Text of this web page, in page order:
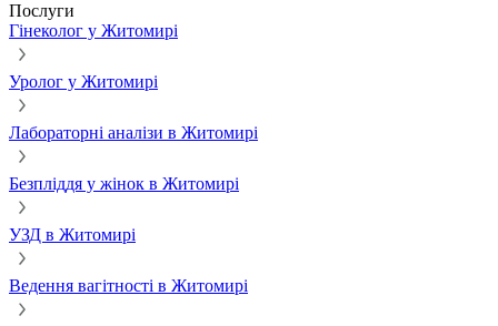
Послуги
Гінеколог у Житомирі
Уролог у Житомирі
Лабораторні аналізи в Житомирі
Безпліддя у жінок в Житомирі
УЗД в Житомирі
Ведення вагітності в Житомирі